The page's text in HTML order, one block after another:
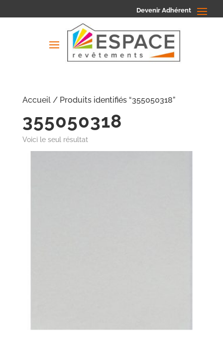
Devenir Adhérent
Accueil/ Produits identifiés “355050318”
355050318
Voici le seul résultat